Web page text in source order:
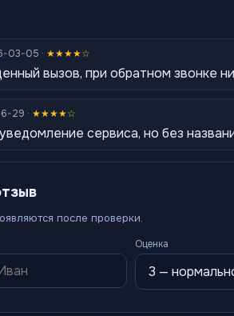
03-05 · ★★★★☆
вызов, при обратном звонке
29 · ★★★★☆
сервиса, но без
после проверки.
Оценка